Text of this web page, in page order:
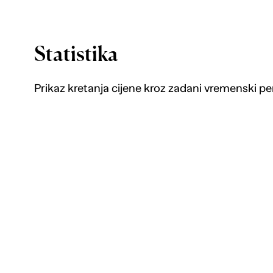
Statistika
Prikaz kretanja cijene kroz zadani vremenski